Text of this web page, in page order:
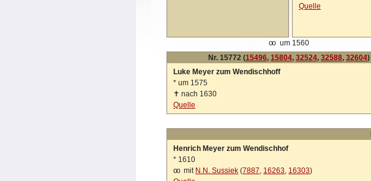
Quelle
oo
um 1560
Nr. 15772 (15496, 15804, 32524, 32588, 32604)
Luke Meyer zum Wendischhoff
* um 1575
✝ nach 1630
Quelle
Henrich Meyer zum Wendischhof
* 1610
oo mit N.N. Sussiek (7887, 16263, 16303)